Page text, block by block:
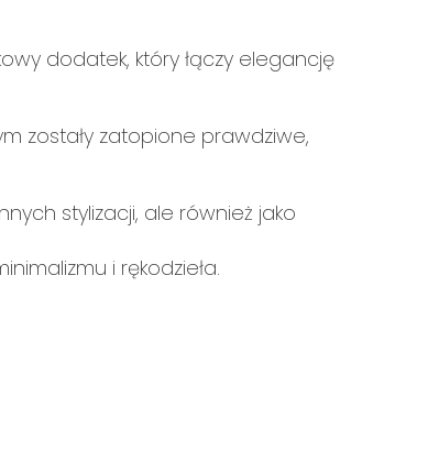
dodatek, który łączy elegancję
zostały zatopione prawdziwe,
stylizacji, ale również jako
i rękodzieła.